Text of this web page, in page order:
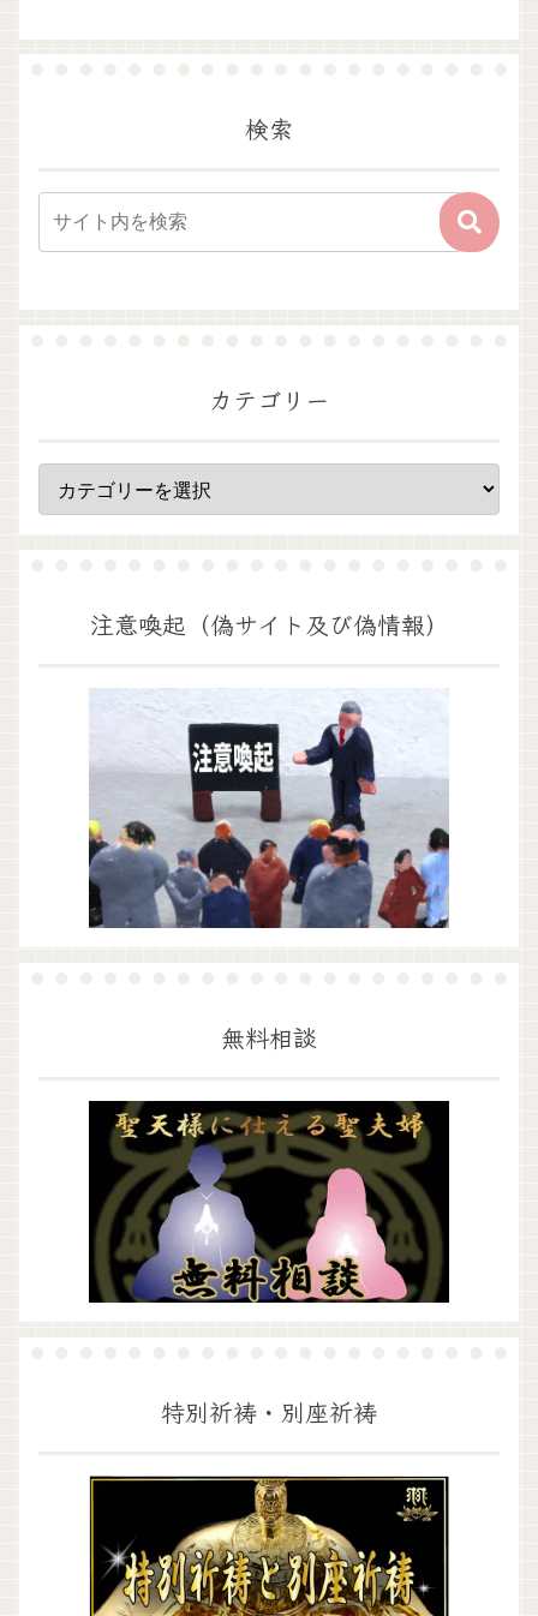
検索
カテゴリー
注意喚起（偽サイト及び偽情報）
無料相談
特別祈祷・別座祈祷